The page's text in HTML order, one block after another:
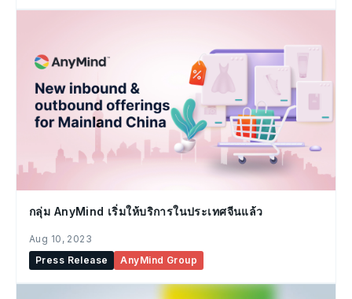
กลุ่ม AnyMind เริ่มให้บริการในประเทศจีนแล้ว
Aug 10, 2023
Press Release
AnyMind Group